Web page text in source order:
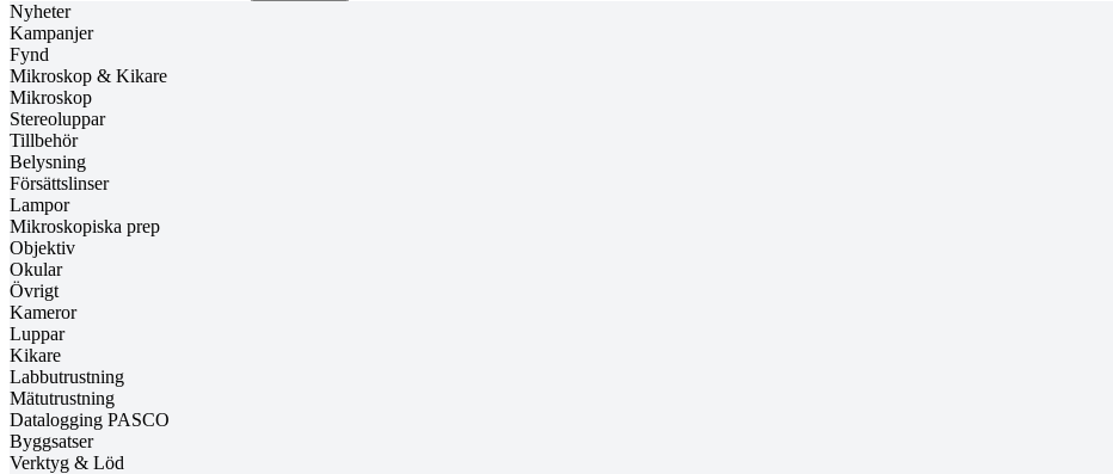
Nyheter
Kampanjer
Fynd
Mikroskop & Kikare
Mikroskop
Stereoluppar
Tillbehör
Belysning
Försättslinser
Lampor
Mikroskopiska prep
Objektiv
Okular
Övrigt
Kameror
Luppar
Kikare
Labbutrustning
Mätutrustning
Datalogging PASCO
Byggsatser
Verktyg & Löd